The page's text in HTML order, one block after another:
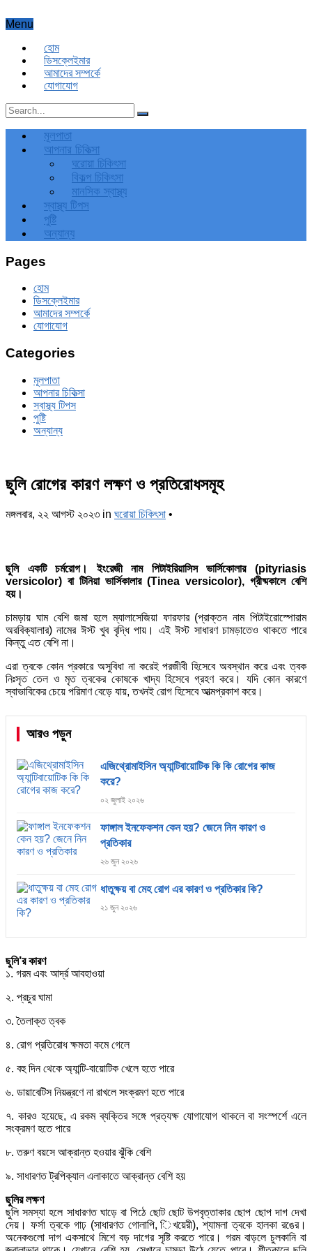
Menu
হোম
ডিসক্লেইমার
আমাদের সম্পর্কে
যোগাযোগ
মূলপাতা
আপনার চিকিত্‍সা
ঘরোয়া চিকিৎসা
বিকল্প চিকিৎসা
মানসিক স্বাস্থ্য
স্বাস্থ্য টিপস
পুষ্টি
অন্যান্য
Pages
হোম
ডিসক্লেইমার
আমাদের সম্পর্কে
যোগাযোগ
Categories
মূলপাতা
আপনার চিকিত্‍সা
স্বাস্থ্য টিপস
পুষ্টি
অন্যান্য
ছুলি রোগের কারণ লক্ষণ ও প্রতিরোধসমূহ
মঙ্গলবার, ২২ আগস্ট ২০২৩ in ঘরোয়া চিকিৎসা •
ছুলি একটি চর্মরোগ। ইংরেজী নাম পিটাইরিয়াসিস ভার্সিকোলার (pityriasis
versicolor) বা টিনিয়া ভার্সিকালার (Tinea versicolor), গ্রীষ্মকালে বেশি
হয়।
চামড়ায় ঘাম বেশি জমা হলে ম্যালাসেজিয়া ফারফার (প্রাক্তন নাম পিটাইরোস্পোরাম
অরবিক্যালার) নামের ঈস্ট খুব বৃদ্ধি পায়। এই ঈস্ট সাধারণ চামড়াতেও থাকতে পারে
কিন্তু এত বেশি না।
এরা ত্বকে কোন প্রকারে অসুবিধা না করেই পরজীবী হিসেবে অবস্থান করে এবং ত্বক
নিঃসৃত তেল ও মৃত ত্বকের কোষকে খাদ্য হিসেবে গ্রহণ করে। যদি কোন কারণে
স্বাভাবিকের চেয়ে পরিমাণ বেড়ে যায়, তখনই রোগ হিসেবে আত্মপ্রকাশ করে।
আরও পড়ুন
এজিথ্রোমাইসিন অ্যান্টিবায়োটিক কি কি রোগের কাজ
করে?
০২ জুলাই ২০২৬
ফাঙ্গাল ইনফেকশন কেন হয়? জেনে নিন কারণ ও
প্রতিকার
২৬ জুন ২০২৬
ধাতুক্ষয় বা মেহ রোগ এর কারণ ও প্রতিকার কি?
২১ জুন ২০২৬
ছুলি’র কারণ
১. গরম এবং আর্দ্র আবহাওয়া
২. প্রচুর ঘামা
৩. তৈলাক্ত ত্বক
৪. রোগ প্রতিরোধ ক্ষমতা কমে গেলে
৫. বহু দিন থেকে অ্যান্টি-বায়োটিক খেলে হতে পারে
৬. ডায়াবেটিস নিয়ন্ত্রণে না রাখলে সংক্রমণ হতে পারে
৭. কারও হয়েছে, এ রকম ব্যক্তির সঙ্গে প্রত্যক্ষ যোগাযোগ থাকলে বা সংস্পর্শে এলে
সংক্রমণ হতে পারে
৮. তরুণ বয়সে আক্রান্ত হওয়ার ঝুঁকি বেশি
৯. সাধারণত ট্রপিক্যাল এলাকাতে আক্রান্ত বেশি হয়
ছুলির লক্ষণ
ছুলি সমস্যা হলে সাধারণত ঘাড়ে বা পিঠে ছোট ছোট উপবৃত্তাকার ছোপ ছোপ দাগ দেখা
দেয়। ফর্সা ত্বকে গাঢ় (সাধারণত গোলাপি, িখয়েরী), শ্যামলা ত্বকে হালকা রঙের।
অনেকগুলো দাগ একসাথে মিশে বড় দাগের সৃষ্টি করতে পারে। গরম বাড়লে চুলকানি বা